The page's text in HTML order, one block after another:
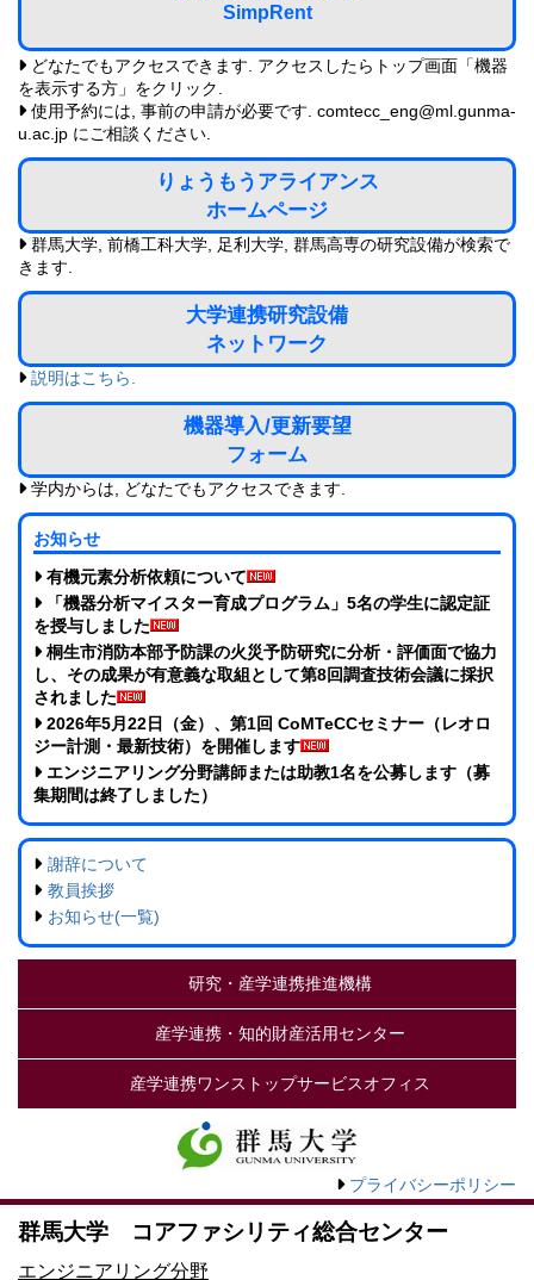
SimpRent
どなたでもアクセスできます. アクセスしたらトップ画面「機器
を表示する方」をクリック.
使用予約には, 事前の申請が必要です. comtecc_eng@ml.gunma-
u.ac.jp にご相談ください.
りょうもうアライアンス
ホームページ
群馬大学, 前橋工科大学, 足利大学, 群馬高専の研究設備が検索で
きます.
大学連携研究設備
ネットワーク
説明はこちら.
機器導入/更新要望
フォーム
学内からは, どなたでもアクセスできます.
お知らせ
有機元素分析依頼について
「機器分析マイスター育成プログラム」5名の学生に認定証
を授与しました
桐生市消防本部予防課の火災予防研究に分析・評価面で協力
し、その成果が有意義な取組として第8回調査技術会議に採択
されました
2026年5月22日（金）、第1回 CoMTeCCセミナー（レオロ
ジー計測・最新技術）を開催します
エンジニアリング分野講師または助教1名を公募します（募
集期間は終了しました）
謝辞について
教員挨拶
お知らせ(一覧)
研究・産学連携推進機構
産学連携・知的財産活用センター
産学連携ワンストップサービスオフィス
プライバシーポリシー
群馬大学 コアファシリティ総合センター
エンジニアリング分野